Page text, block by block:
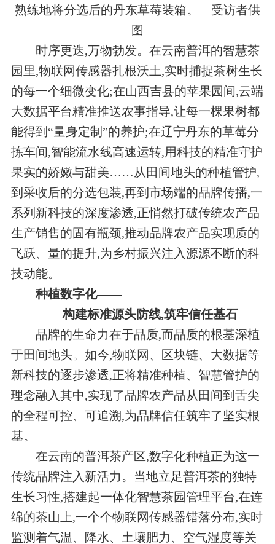
熟练地将分选后的丹东草莓装箱。 受访者供
图
时序更迭,万物勃发。在云南普洱的智慧茶
园里,物联网传感器扎根沃土,实时捕捉茶树生长
的每一个细微变化;在山西吉县的苹果园间,云端
大数据平台精准推送农事指导,让每一棵果树都
能得到“量身定制”的养护;在辽宁丹东的草莓分
拣车间,智能流水线高速运转,用科技的精准守护
果实的娇嫩与甜美……从田间地头的种植管护,
到采收后的分选包装,再到市场端的品牌传播,一
系列新科技的深度渗透,正悄然打破传统农产品
生产销售的固有瓶颈,推动品牌农产品实现质的
飞跃、量的提升,为乡村振兴注入源源不断的科
技动能。
种植数字化——
构建标准源头防线,筑牢信任基石
品牌的生命力在于品质,而品质的根基深植
于田间地头。如今,物联网、区块链、大数据等
新科技的逐步渗透,正将精准种植、智慧管护的
理念融入其中,实现了品牌农产品从田间到舌尖
的全程可控、可追溯,为品牌信任筑牢了坚实根
基。
在云南的普洱茶产区,数字化种植正为这一
传统品牌注入新活力。当地立足普洱茶的独特
生长习性,搭建起一体化智慧茶园管理平台,在连
绵的茶山上,一个个物联网传感器错落分布,实时
监测着气温、降水、土壤肥力、空气湿度等关